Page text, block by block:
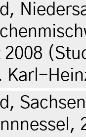
2008
Karl-